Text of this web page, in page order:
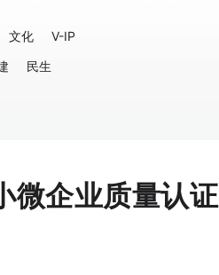
文化
V-IP
民生
微企业质量认证